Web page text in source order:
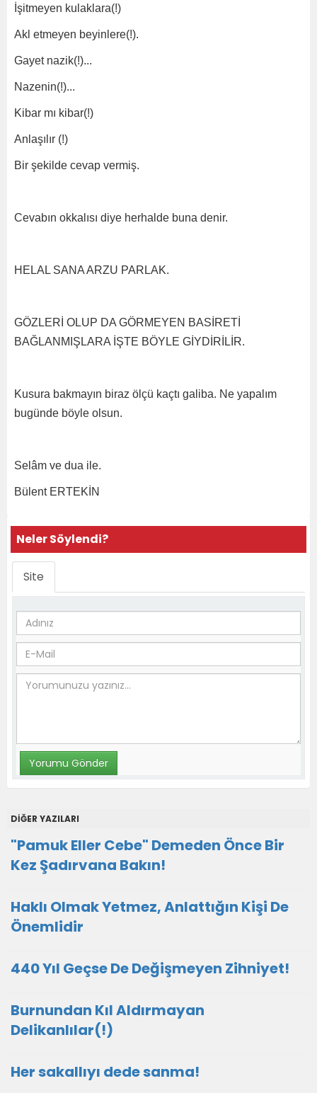
İşitmeyen kulaklara(!)
Akl etmeyen beyinlere(!).
Gayet nazik(!)...
Nazenin(!)...
Kibar mı kibar(!)
Anlaşılır (!)
Bir şekilde cevap vermiş.
Cevabın okkalısı diye herhalde buna denir.
HELAL SANA ARZU PARLAK.
GÖZLERİ OLUP DA GÖRMEYEN BASİRETİ
BAĞLANMIŞLARA İŞTE BÖYLE GİYDİRİLİR.
Kusura bakmayın biraz ölçü kaçtı galiba. Ne yapalım
bugünde böyle olsun.
Selâm ve dua ile.
Bülent ERTEKİN
Neler Söylendi?
Site
DİĞER YAZILARI
"Pamuk Eller Cebe" Demeden Önce Bir
Kez Şadırvana Bakın!
Haklı Olmak Yetmez, Anlattığın Kişi De
Önemlidir
440 Yıl Geçse De Değişmeyen Zihniyet!
Burnundan Kıl Aldırmayan
Delikanlılar(!)
Her sakallıyı dede sanma!